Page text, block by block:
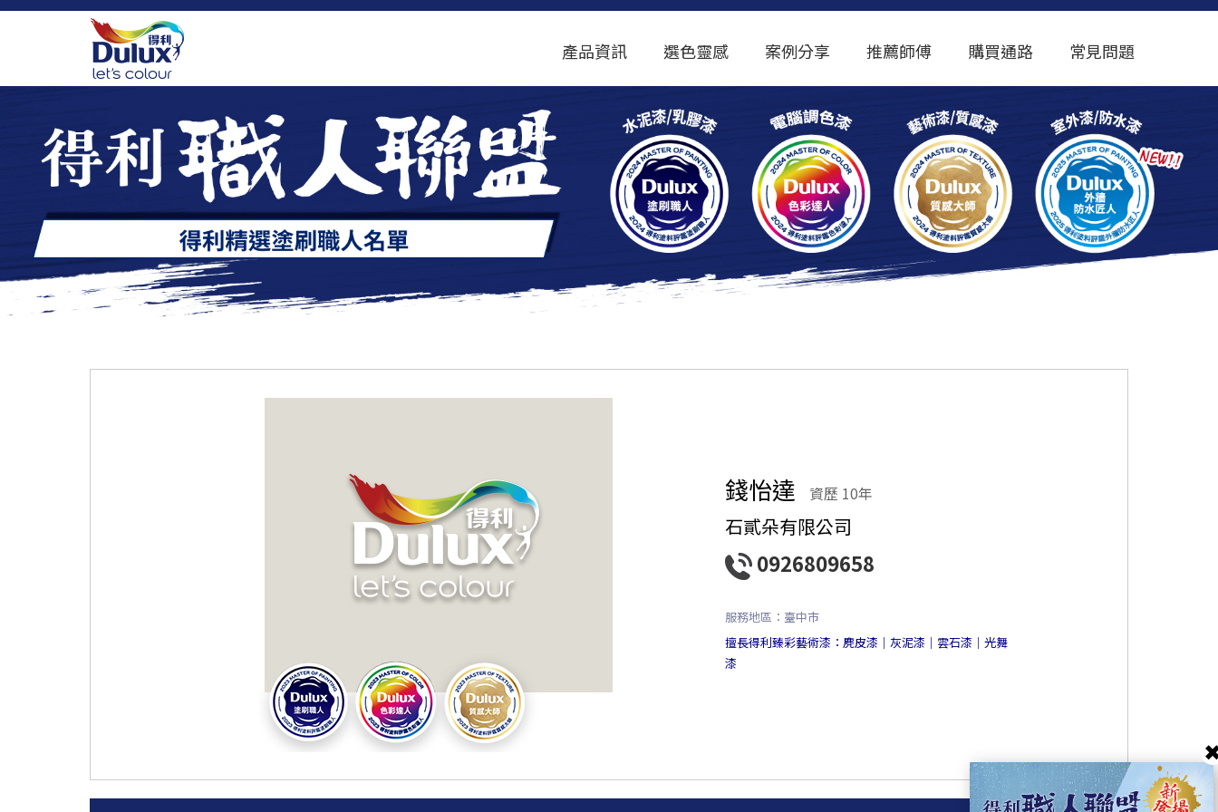
產品資訊 選色靈感 案例分享 推薦師傅 購買通路 常見問題
錢怡達 資歷 10年
石貳朵有限公司
0926809658
服務地區：臺中市
擅長得利臻彩藝術漆：麂皮漆｜灰泥漆｜雲石漆｜光舞
漆